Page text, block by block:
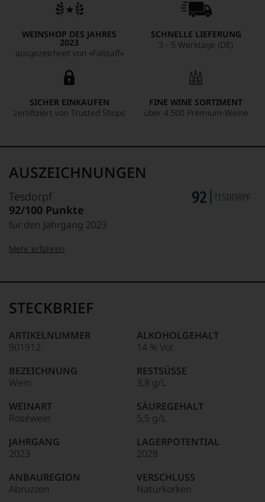
WEINSHOP DES JAHRES
2023
ausgezeichnet von »Falstaff«
SCHNELLE LIEFERUNG
3 - 5 Werktage (DE)
SICHER EINKAUFEN
zertifiziert von Trusted Shops
FINE WINE SORTIMENT
über 4.500 Premium-Weine
AUSZEICHNUNGEN
Tesdorpf
92/100 Punkte
für den Jahrgang 2023
95–98 Punkte:
90–94 Punkte:
Unter 85 Punkte:
Name
Tesdorpf
für
»Fine
für
die
edlen
Weine
der
Welt,
kaum
ein
Das
dokumentieren
Mehr erfahren
STECKBRIEF
ARTIKELNUMMER
901912
BEZEICHNUNG
Wein
WEINART
Roséwein
JAHRGANG
2023
ANBAUREGION
Abruzzen
ALKOHOLGEHALT
14 % Vol.
RESTSÜSSE
3,8 g/L
SÄUREGEHALT
5,5 g/L
LAGERPOTENTIAL
2028
VERSCHLUSS
Naturkorken